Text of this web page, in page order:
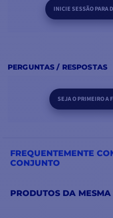
INICIE SESSÃO PARA
PERGUNTAS / RESPOSTAS
SEJA O PRIMEIRO A
FREQUENTEMENTE
CONJUNTO
PRODUTOS DA